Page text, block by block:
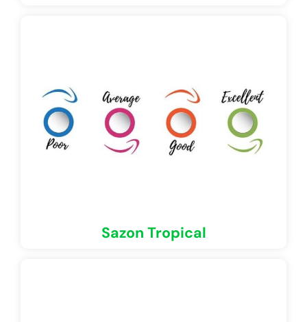
Sazon Tropical